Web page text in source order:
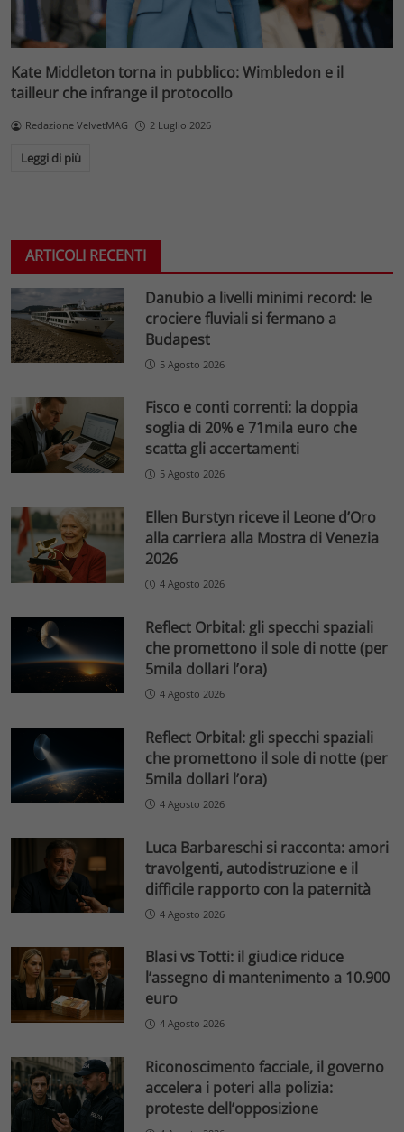
Kate Middleton torna in pubblico: Wimbledon e il
tailleur che infrange il protocollo
Redazione VelvetMAG 2 Luglio 2026
Leggi di più
ARTICOLI RECENTI
Danubio a livelli minimi record: le
crociere fluviali si fermano a
Budapest
5 Agosto 2026
Fisco e conti correnti: la doppia
soglia di 20% e 71mila euro che
scatta gli accertamenti
5 Agosto 2026
Ellen Burstyn riceve il Leone d’Oro
alla carriera alla Mostra di Venezia
2026
4 Agosto 2026
Reflect Orbital: gli specchi spaziali
che promettono il sole di notte (per
5mila dollari l’ora)
4 Agosto 2026
Reflect Orbital: gli specchi spaziali
che promettono il sole di notte (per
5mila dollari l’ora)
4 Agosto 2026
Luca Barbareschi si racconta: amori
travolgenti, autodistruzione e il
difficile rapporto con la paternità
4 Agosto 2026
Blasi vs Totti: il giudice riduce
l’assegno di mantenimento a 10.900
euro
4 Agosto 2026
Riconoscimento facciale, il governo
accelera i poteri alla polizia:
proteste dell’opposizione